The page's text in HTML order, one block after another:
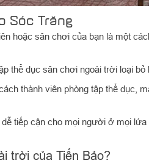
Sóc Trăng
hoặc sân chơi của bạn là một
thể dục sân chơi ngoài trời loại
thành viên phòng tập thể
tiếp cận cho mọi người ở mọi
trời của Tiến Bảo?